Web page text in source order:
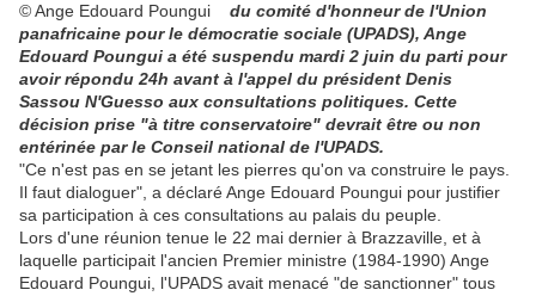
© Ange Edouard Poungui
du comité d'honneur de l'Union
panafricaine pour le démocratie sociale (UPADS), Ange
Edouard Poungui a été suspendu mardi 2 juin du parti pour
avoir répondu 24h avant à l'appel du président Denis
Sassou N'Guesso aux consultations politiques. Cette
décision prise "à titre conservatoire" devrait être ou non
entérinée par le Conseil national de l'UPADS.
"Ce n'est pas en se jetant les pierres qu'on va construire le pays.
Il faut dialoguer", a déclaré Ange Edouard Poungui pour justifier
sa participation à ces consultations au palais du peuple.
Lors d'une réunion tenue le 22 mai dernier à Brazzaville, et à
laquelle participait l'ancien Premier ministre (1984-1990) Ange
Edouard Poungui, l'UPADS avait menacé "de sanctionner" tous